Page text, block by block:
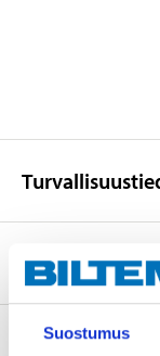
Suostumus
Tietoa